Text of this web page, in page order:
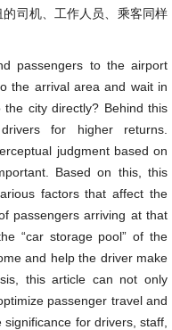
司机、工作人员、乘客同样
passengers to the airport
the arrival area and wait in
city directly? Behind this
for higher returns.
judgment based on
Based on this, this
factors that affect the
passengers arriving at that
“car storage pool” of the
and help the driver make
this article can not only
passenger travel and
for drivers, staff,